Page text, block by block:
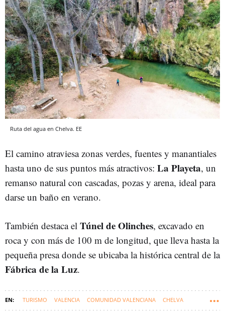
Ruta del agua en Chelva. EE
El camino atraviesa zonas verdes, fuentes y manantiales
hasta uno de sus puntos más atractivos: La Playeta, un
remanso natural con cascadas, pozas y arena, ideal para
darse un baño en verano.
También destaca el Túnel de Olinches, excavado en
roca y con más de 100 m de longitud, que lleva hasta la
pequeña presa donde se ubicaba la histórica central de la
Fábrica de la Luz.
TURISMO VALENCIA COMUNIDAD VALENCIANA CHELVA